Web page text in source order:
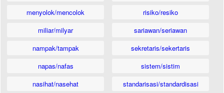
menyolok/mencolok
miliar/milyar
nampak/tampak
napas/nafas
nasihat/nasehat
risiko/resiko
sariawan/seriawan
sekretaris/sekertaris
sistem/sistim
standarisasi/standardisasi